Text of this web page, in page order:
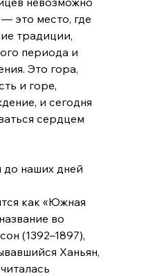
это место, где
традиции,
периода и
Это гора,
и горе,
и сегодня
сердцем
до наших дней
как «Южная
во
(1392–1897),
Ханьян,